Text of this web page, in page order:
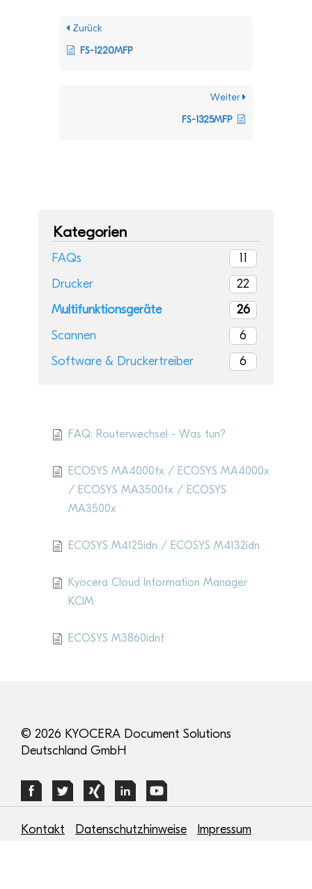
Zurück
FS-1220MFP
Weiter
FS-1325MFP
Kategorien
FAQs
11
Drucker
22
Multifunktionsgeräte
26
Scannen
6
Software & Druckertreiber
6
FAQ: Routerwechsel - Was tun?
ECOSYS MA4000fx / ECOSYS MA4000x
/ ECOSYS MA3500fx / ECOSYS
MA3500x
ECOSYS M4125idn / ECOSYS M4132idn
Kyocera Cloud Information Manager
KCIM
ECOSYS M3860idnf
© 2026 KYOCERA Document Solutions
Deutschland GmbH
Kontakt Datenschutzhinweise
Impressum